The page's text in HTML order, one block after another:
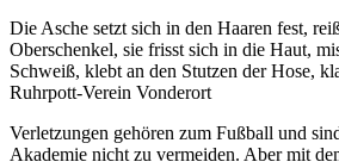
Die Asche setzt sich in den Haaren fest,
Oberschenkel, sie frisst sich in die Haut,
Schweiß, klebt an den Stutzen der Hose,
Ruhrpott-Verein Vonderort
Verletzungen gehören zum Fußball und
Akademie nicht zu vermeiden. Aber mit